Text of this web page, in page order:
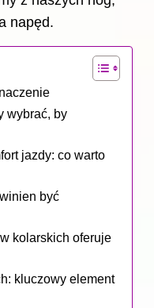
napęd.
wybrać, by
jazdy: co warto
być
kolarskich oferuje
kluczowy element